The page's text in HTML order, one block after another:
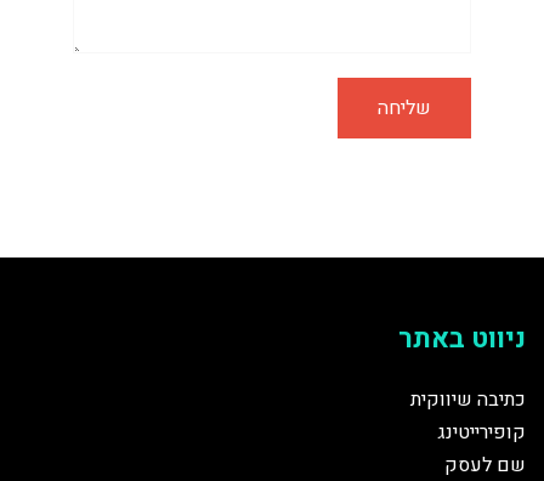
ניווט באתר
כתיבה שיווקית
קופירייטינג
שם לעסק